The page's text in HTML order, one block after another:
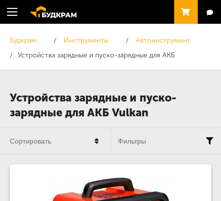
Устройства зарядные и пуско-
зарядные для АКБ Vulkan
Будкрам Инструменты
Автоинструмент
Устройства зарядные и пуско-зарядные для АКБ
Сортировать Фильтры